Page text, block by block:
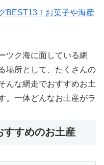
BEST13！お菓子や海産
ツク海に面している網
場所として、たくさんの
んな網走でおすすめお土
。一体どんなお土産がラ
すすめのお土産